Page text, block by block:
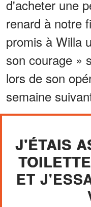
d'acheter une
renard à notre
promis à Willa
son courage »
lors de son
semaine
J'ÉTAIS
ET